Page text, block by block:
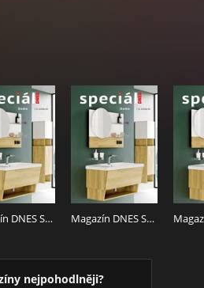
Magazín DNES SPECIÁL Střední Čechy - 7.8.2026 Magazín DNES SPECIÁL Pardubický - 7.8.2026
nejpohodlněji?